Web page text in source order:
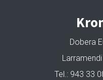
Dobera
Tel.: 943 33